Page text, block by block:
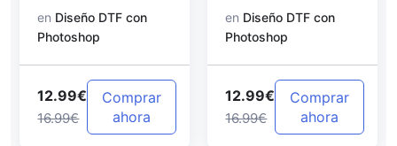
colores con
Photoshop
en Diseño DTF con
Photoshop
12.99€
16.99€
Comprar
ahora
Photoshop
en Diseño DTF con
Photoshop
12.99€
16.99€
Comprar
ahora